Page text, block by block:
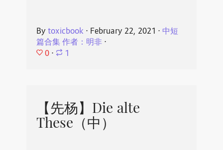
By toxicbook ⋅ February 22, 2021 ⋅ 中短
篇合集 作者：明非⋅
0 ⋅ 1
【先杨】Die alte
These（中）